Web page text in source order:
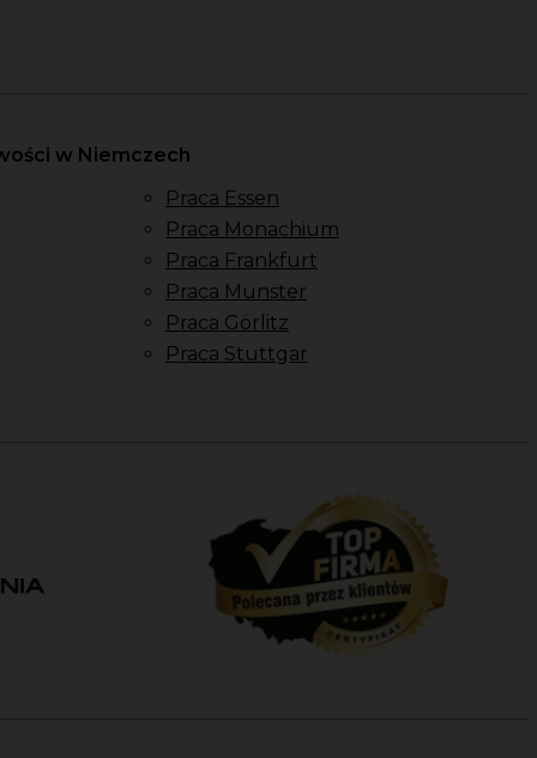
w Niemczech
Praca Essen
Praca Monachium
Praca Frankfurt
Praca Munster
Praca Görlitz
Praca Stuttgar